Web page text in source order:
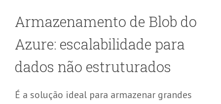
Armazenamento de Blob do
Azure: escalabilidade para
dados não estruturados
É a solução ideal para armazenar grandes